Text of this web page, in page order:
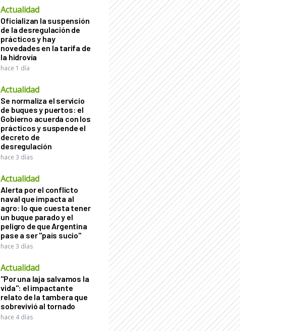
Actualidad
Oficializan la suspensión
de la desregulación de
prácticos y hay
novedades en la tarifa de
la hidrovía
hace 1 día
Actualidad
Se normaliza el servicio
de buques y puertos: el
Gobierno acuerda con los
prácticos y suspende el
decreto de
desregulación
hace 3 días
Actualidad
Alerta por el conflicto
naval que impacta al
agro: lo que cuesta tener
un buque parado y el
peligro de que Argentina
pase a ser "país sucio"
hace 3 días
Actualidad
"Por una laja salvamos la
vida": el impactante
relato de la tambera que
sobrevivió al tornado
hace 4 días